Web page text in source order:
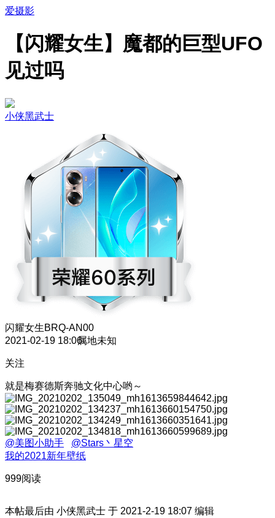
爱摄影
【闪耀女生】魔都的巨型UFO
见过吗
小侠黑武士
闪耀女生BRQ-AN00
2021-02-19 18:06属地未知
关注
就是梅赛德斯奔驰文化中心哟～
@美图小助手
@Stars丶星空
我的2021新年壁纸
999阅读
本帖最后由 小侠黑武士 于 2021-2-19 18:07 编辑